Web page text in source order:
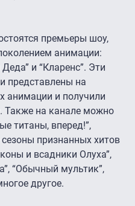
премьеры шоу,
анимации:
и “Кларенс”. Эти
представлены на
анимации и получили
Также на канале можно
титаны, вперед!”,
сезоны признанных хитов
и всадники Олуха”,
“Обычный мультик”,
другое.